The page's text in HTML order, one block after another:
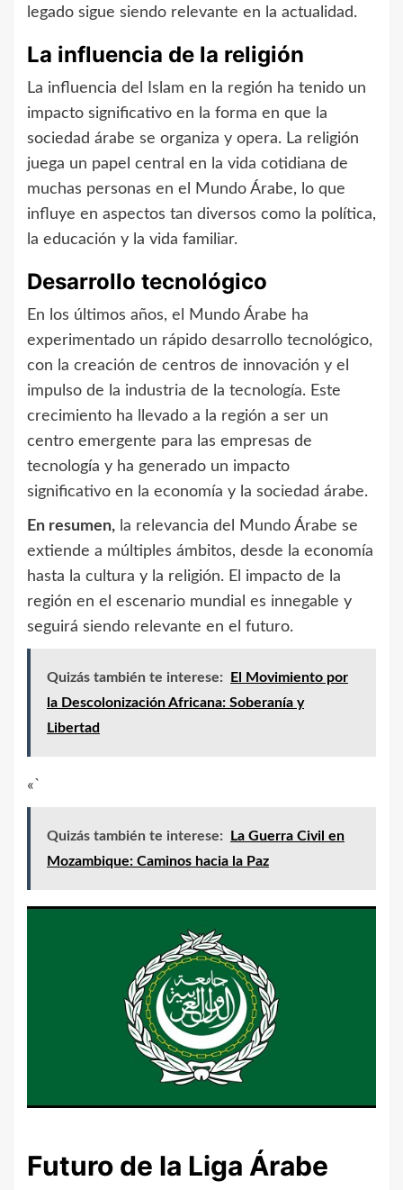
legado sigue siendo relevante en la actualidad.
La influencia de la religión
La influencia del Islam en la región ha tenido un
impacto significativo en la forma en que la
sociedad árabe se organiza y opera. La religión
juega un papel central en la vida cotidiana de
muchas personas en el Mundo Árabe, lo que
influye en aspectos tan diversos como la política,
la educación y la vida familiar.
Desarrollo tecnológico
En los últimos años, el Mundo Árabe ha
experimentado un rápido desarrollo tecnológico,
con la creación de centros de innovación y el
impulso de la industria de la tecnología. Este
crecimiento ha llevado a la región a ser un
centro emergente para las empresas de
tecnología y ha generado un impacto
significativo en la economía y la sociedad árabe.
En resumen, la relevancia del Mundo Árabe se
extiende a múltiples ámbitos, desde la economía
hasta la cultura y la religión. El impacto de la
región en el escenario mundial es innegable y
seguirá siendo relevante en el futuro.
Quizás también te interese:
El Movimiento por
la Descolonización Africana: Soberanía y
Libertad
«`
Quizás también te interese:
La Guerra Civil en
Mozambique: Caminos hacia la Paz
Futuro de la Liga Árabe